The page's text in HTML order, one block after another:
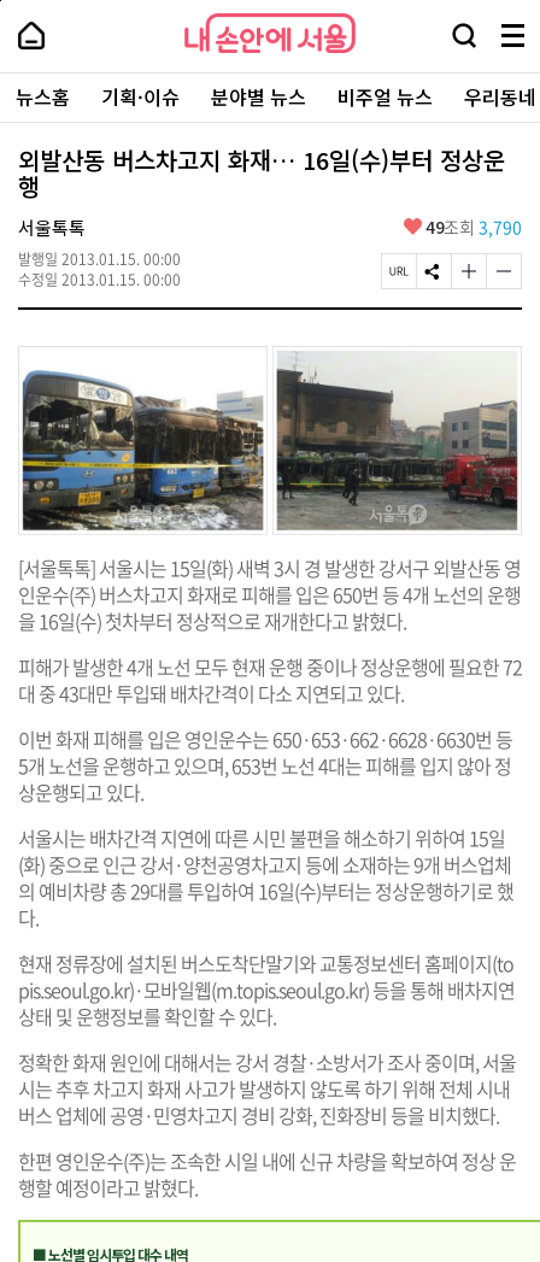
본
로
가
내
손
안
에
서
울
-
서
울
시
대
표
소
통
포
내
손
에
울
검
창
열
기
메
뉴
전
체
보
주
요
서
뉴스홈 기획·이슈 분야별 뉴스 비주얼 뉴스 우리동
외발산동 버스차고지 화재… 16일(수)부터 정상운
행
서울톡톡
발행일 2013.01.15. 00:00
수정일 2013.01.15. 00:00
좋
요
49조회 3,790
페
이
U
사
S
N
공
글
자
기
변
경
하
기
글
자
기
변
경
하
기
[서울톡톡] 서울시는 15일(화) 새벽 3시 경 발생한 강서구 외발산동 영
인운수(주) 버스차고지 화재로 피해를 입은 650번 등 4개 노선의 운행
을 16일(수) 첫차부터 정상적으로 재개한다고 밝혔다.
피해가 발생한 4개 노선 모두 현재 운행 중이나 정상운행에 필요한 72
대 중 43대만 투입돼 배차간격이 다소 지연되고 있다.
이번 화재 피해를 입은 영인운수는 650·653·662·6628·6630번 등
5개 노선을 운행하고 있으며, 653번 노선 4대는 피해를 입지 않아 정
상운행되고 있다.
서울시는 배차간격 지연에 따른 시민 불편을 해소하기 위하여 15일
(화) 중으로 인근 강서·양천공영차고지 등에 소재하는 9개 버스업체
의 예비차량 총 29대를 투입하여 16일(수)부터는 정상운행하기로 했
다.
현재 정류장에 설치된 버스도착단말기와 교통정보센터 홈페이지(to
pis.seoul.go.kr)·모바일웹(m.topis.seoul.go.kr) 등을 통해 배차지연
상태 및 운행정보를 확인할 수 있다.
정확한 화재 원인에 대해서는 강서 경찰·소방서가 조사 중이며, 서울
시는 추후 차고지 화재 사고가 발생하지 않도록 하기 위해 전체 시내
버스 업체에 공영·민영차고지 경비 강화, 진화장비 등을 비치했다.
한편 영인운수(주)는 조속한 시일 내에 신규 차량을 확보하여 정상 운
행할 예정이라고 밝혔다.
■ 노선별 임시투입 대수 내역
페
상
단
로